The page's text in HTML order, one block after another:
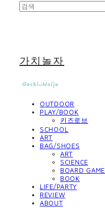
가치놀자
OUTDOOR
PLAY/BOOK
키즈로브
SCHOOL
ART
BAG/SHOES
ART
SCIENCE
BOARD GAME
BOOK
LIFE/PARTY
REVIEW
ABOUT